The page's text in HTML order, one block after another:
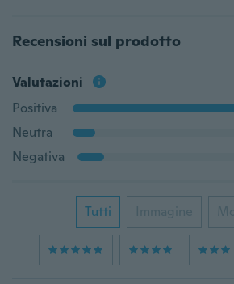
Recensioni sul prodotto
Valutazioni
Positiva
Neutra
Negativa
Tutti Immagine